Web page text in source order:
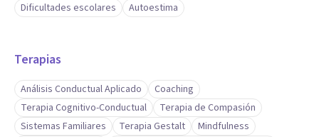
Dificultades escolares
Autoestima
Terapias
Análisis Conductual Aplicado
Coaching
Terapia Cognitivo-Conductual
Terapia de Compasión
Sistemas Familiares
Terapia Gestalt
Mindfulness